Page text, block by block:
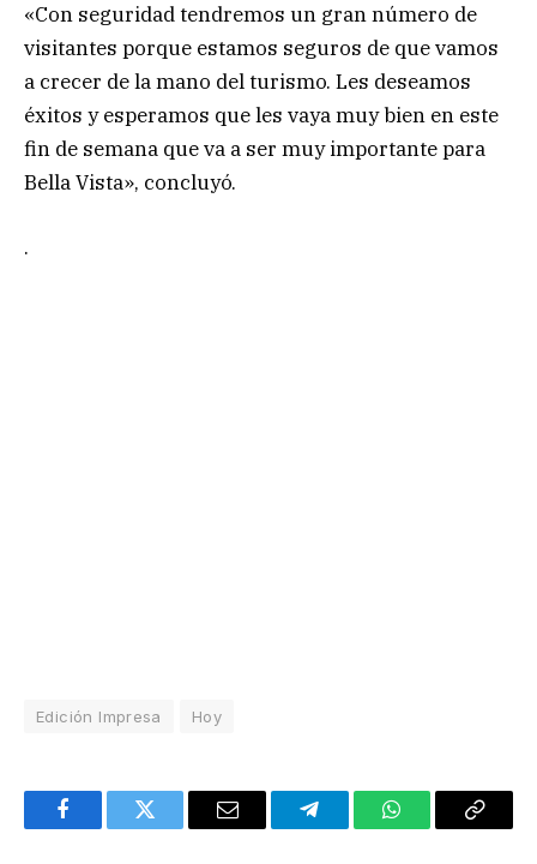
«Con seguridad tendremos un gran número de
visitantes porque estamos seguros de que vamos
a crecer de la mano del turismo. Les deseamos
éxitos y esperamos que les vaya muy bien en este
fin de semana que va a ser muy importante para
Bella Vista», concluyó.
.
Edición Impresa Hoy
FacebookTwitter Email TelegramWhatsAppCopy